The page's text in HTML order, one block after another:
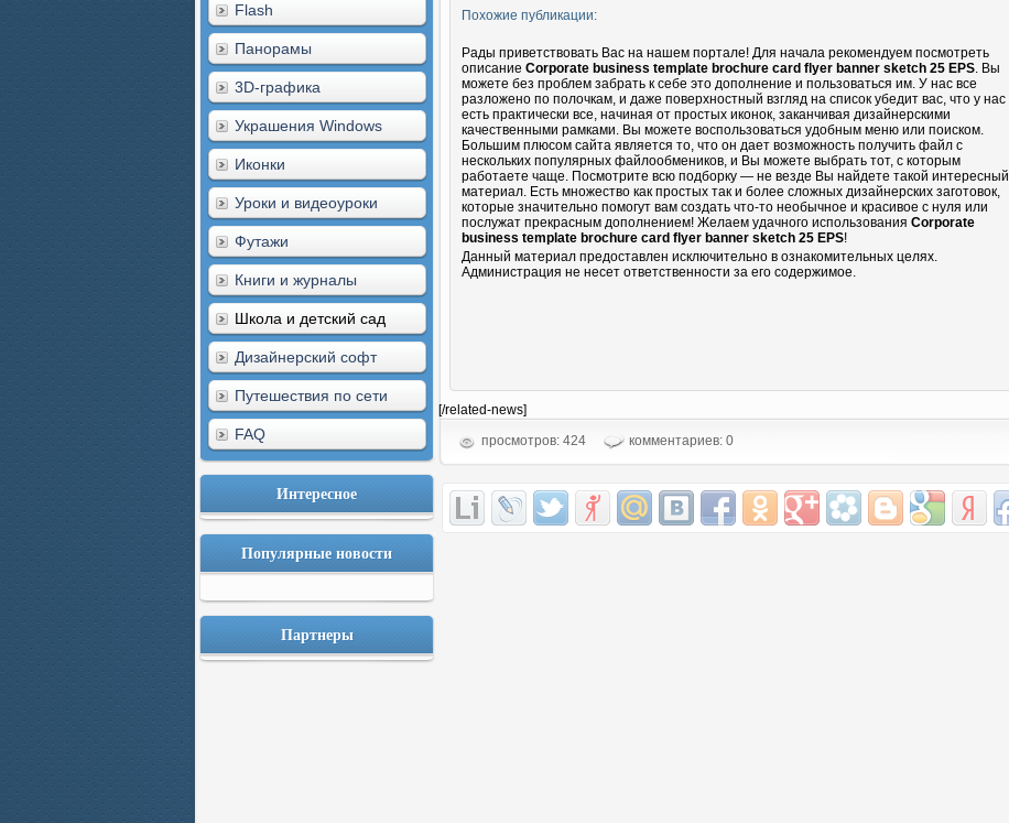
Flash
Панорамы
3D-графика
Украшения Windows
Иконки
Уроки и видеоуроки
Футажи
Книги и журналы
Школа и детский сад
Дизайнерский софт
Путешествия по сети
FAQ
Интересное
Популярные новости
Партнеры
Похожие публикации:
Рады приветствовать Вас на нашем портале! Для начала рекомендуем посмотреть
описание Corporate business template brochure card flyer banner sketch 25 EPS. Вы
можете без проблем забрать к себе это дополнение и пользоваться им. У нас все
разложено по полочкам, и даже поверхностный взгляд на список убедит вас, что у нас
есть практически все, начиная от простых иконок, заканчивая дизайнерскими
качественными рамками. Вы можете воспользоваться удобным меню или поиском.
Большим плюсом сайта является то, что он дает возможность получить файл с
нескольких популярных файлообмеников, и Вы можете выбрать тот, с которым
работаете чаще. Посмотрите всю подборку — не везде Вы найдете такой интересный
материал. Есть множество как простых так и более сложных дизайнерских заготовок,
которые значительно помогут вам создать что-то необычное и красивое с нуля или
послужат прекрасным дополнением! Желаем удачного использования Corporate
business template brochure card flyer banner sketch 25 EPS!
Данный материал предоставлен исключительно в ознакомительных целях.
Администрация не несет ответственности за его содержимое.
[/related-news]
просмотров: 424
комментариев: 0